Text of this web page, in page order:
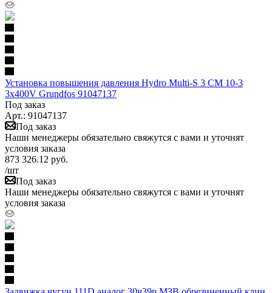
Установка повышения давления Hydro Multi-S 3 CM 10-3
3x400V Grundfos 91047137
Под заказ
Арт.: 91047137
Под заказ
Наши менеджеры обязательно свяжутся с вами и уточнят
условия заказа
873 326.12 руб.
/шт
Под заказ
Наши менеджеры обязательно свяжутся с вами и уточнят
условия заказа